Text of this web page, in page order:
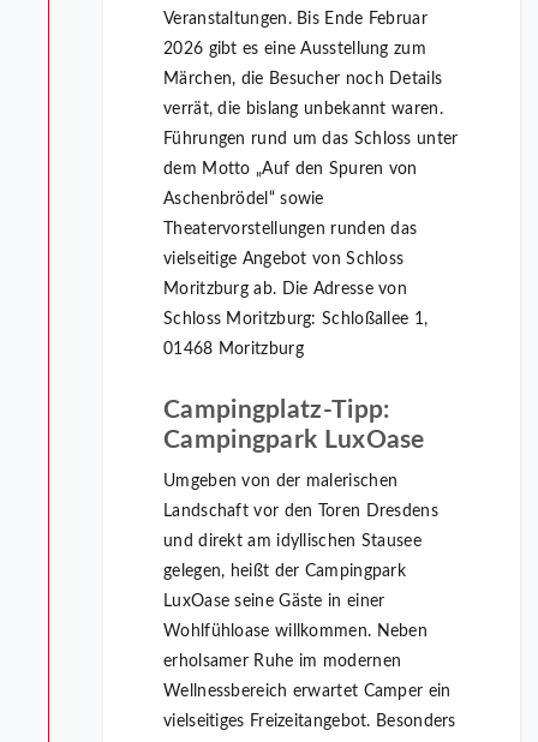
Veranstaltungen. Bis Ende Februar
2026 gibt es eine Ausstellung zum
Märchen, die Besucher noch Details
verrät, die bislang unbekannt waren.
Führungen rund um das Schloss unter
dem Motto „Auf den Spuren von
Aschenbrödel“ sowie
Theatervorstellungen runden das
vielseitige Angebot von Schloss
Moritzburg ab. Die Adresse von
Schloss Moritzburg: Schloßallee 1,
01468 Moritzburg
Campingplatz-Tipp:
Campingpark LuxOase
Umgeben von der malerischen
Landschaft vor den Toren Dresdens
und direkt am idyllischen Stausee
gelegen, heißt der Campingpark
LuxOase seine Gäste in einer
Wohlfühloase willkommen. Neben
erholsamer Ruhe im modernen
Wellnessbereich erwartet Camper ein
vielseitiges Freizeitangebot. Besonders